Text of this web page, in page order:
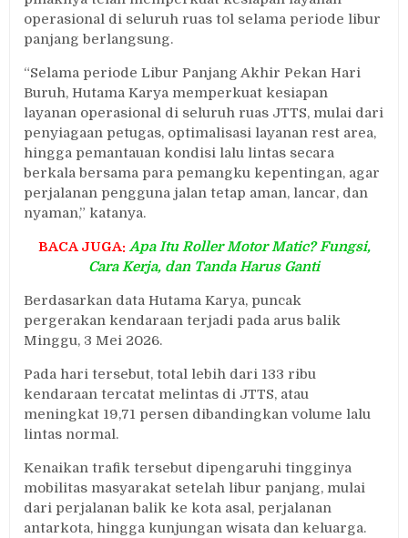
operasional di seluruh ruas tol selama periode libur
panjang berlangsung.
“Selama periode Libur Panjang Akhir Pekan Hari
Buruh, Hutama Karya memperkuat kesiapan
layanan operasional di seluruh ruas JTTS, mulai dari
penyiagaan petugas, optimalisasi layanan rest area,
hingga pemantauan kondisi lalu lintas secara
berkala bersama para pemangku kepentingan, agar
perjalanan pengguna jalan tetap aman, lancar, dan
nyaman,” katanya.
BACA JUGA: Apa Itu Roller Motor Matic? Fungsi,
Cara Kerja, dan Tanda Harus Ganti
Berdasarkan data Hutama Karya, puncak
pergerakan kendaraan terjadi pada arus balik
Minggu, 3 Mei 2026.
Pada hari tersebut, total lebih dari 133 ribu
kendaraan tercatat melintas di JTTS, atau
meningkat 19,71 persen dibandingkan volume lalu
lintas normal.
Kenaikan trafik tersebut dipengaruhi tingginya
mobilitas masyarakat setelah libur panjang, mulai
dari perjalanan balik ke kota asal, perjalanan
antarkota, hingga kunjungan wisata dan keluarga.